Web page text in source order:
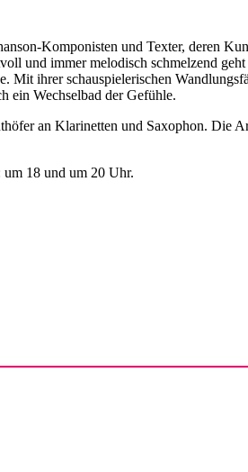
Komponisten und Texter, deren
und immer melodisch schmelzend
Mit ihrer schauspielerischen
ein Wechselbad der Gefühle.
an Klarinetten und Saxophon. Die
18 und um 20 Uhr.